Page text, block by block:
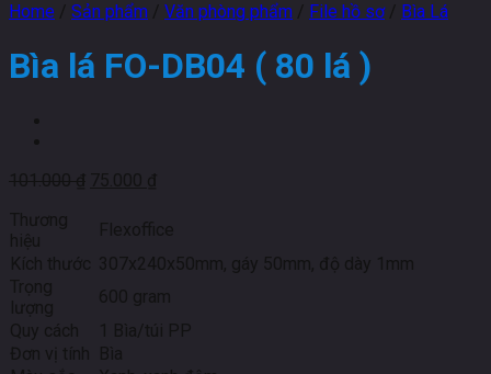
Home / Sản phẩm / Văn phòng phẩm / File hồ sơ / Bìa Lá
Bìa lá FO-DB04 ( 80 lá )
101.000₫ 75.000 ₫
Thương
hiệu
Flexoffice
Kích thước 307x240x50mm, gáy 50mm, độ dày 1mm
Trọng
lượng
600 gram
Quy cách
1 Bìa/túi PP
Đơn vị tính Bìa